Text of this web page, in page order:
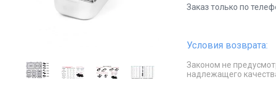
Заказ только по
Законом не
надлежащего